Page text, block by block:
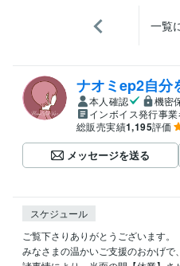
一覧
ナオミep2自分
本人確認
機密
インボイス発行事
総販売実績1,195評価
メッセージを送る
スケジュール
ご覧下さりありがとうございます。
みなさまの温かいご支援のおかげで